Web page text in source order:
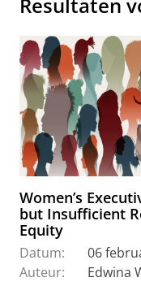
Resultaten
Women’s
but Insufficient
Equity
Datum:
06
Auteur:
Edwina